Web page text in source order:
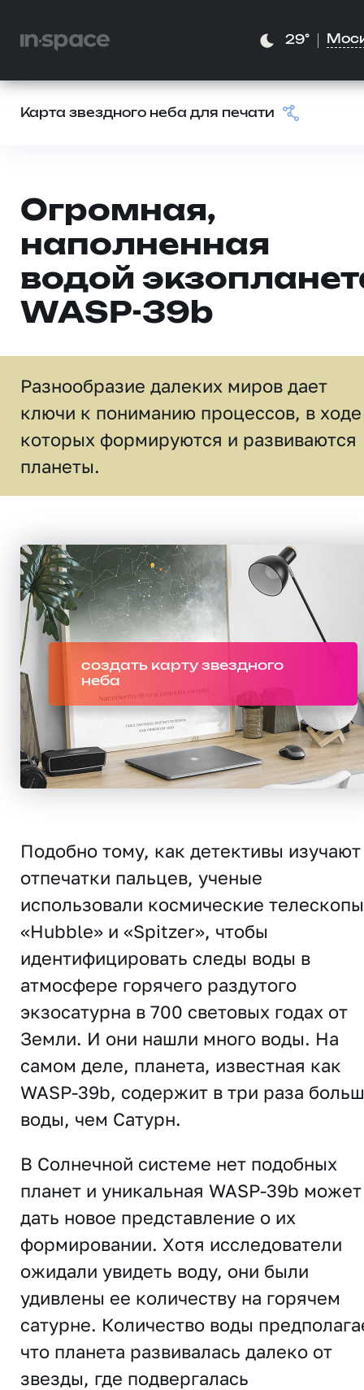
29°
Карта звездного неба для печати
Огромная,
наполненная
водой
WASP-39b
Разнообразие далеких миров дает
ключи к пониманию процессов, в ходе
которых формируются и развиваются
планеты.
создать карту звездного
неба
Подобно тому, как детективы изучают
отпечатки пальцев, ученые
использовали космические телескопы
«Hubble» и «Spitzer», чтобы
идентифицировать следы воды в
атмосфере горячего раздутого
экзосатурна в 700 световых годах от
Земли. И они нашли много воды. На
самом деле, планета, известная как
WASP-39b, содержит в три раза
воды, чем Сатурн.
В Солнечной системе нет подобных
планет и уникальная WASP-39b может
дать новое представление о их
формировании. Хотя исследователи
ожидали увидеть воду, они были
удивлены ее количеству на горячем
сатурне. Количество воды
что планета развивалась далеко от
звезды, где подвергалась